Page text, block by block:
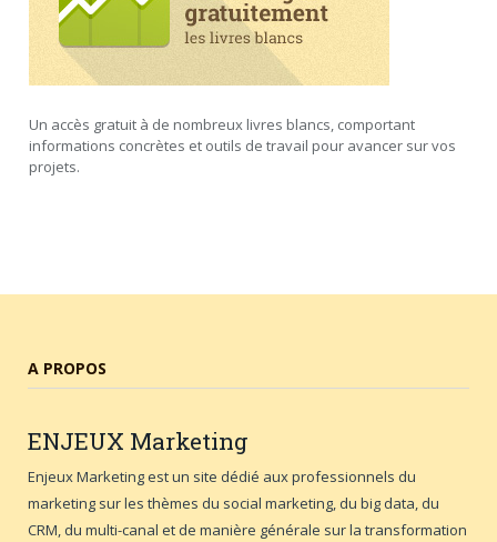
Un accès gratuit à de nombreux livres blancs, comportant
informations concrètes et outils de travail pour avancer sur vos
projets.
A PROPOS
ENJEUX Marketing
Enjeux Marketing est un site dédié aux professionnels du
marketing sur les thèmes du social marketing, du big data, du
CRM, du multi-canal et de manière générale sur la transformation